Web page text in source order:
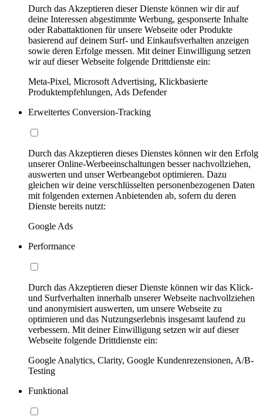
Durch das Akzeptieren dieser Dienste können wir dir auf
deine Interessen abgestimmte Werbung, gesponserte Inhalte
oder Rabattaktionen für unsere Webseite oder Produkte
basierend auf deinem Surf- und Einkaufsverhalten anzeigen
sowie deren Erfolge messen. Mit deiner Einwilligung setzen
wir auf dieser Webseite folgende Drittdienste ein:
Meta-Pixel, Microsoft Advertising, Klickbasierte
Produktempfehlungen, Ads Defender
Erweitertes Conversion-Tracking
Durch das Akzeptieren dieses Dienstes können wir den Erfolg
unserer Online-Werbeeinschaltungen besser nachvollziehen,
auswerten und unser Werbeangebot optimieren. Dazu
gleichen wir deine verschlüsselten personenbezogenen Daten
mit folgenden externen Anbietenden ab, sofern du deren
Dienste bereits nutzt:
Google Ads
Performance
Durch das Akzeptieren dieser Dienste können wir das Klick-
und Surfverhalten innerhalb unserer Webseite nachvollziehen
und anonymisiert auswerten, um unsere Webseite zu
optimieren und das Nutzungserlebnis insgesamt laufend zu
verbessern. Mit deiner Einwilligung setzen wir auf dieser
Webseite folgende Drittdienste ein:
Google Analytics, Clarity, Google Kundenrezensionen, A/B-
Testing
Funktional